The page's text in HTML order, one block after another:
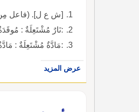
[ش ع ل]. (فاعل
:نَارٌ مُشْتَعِلَةٌ :
:مَادَّةٌ مُشْتَعِلَةٌ :
عرض المزيد